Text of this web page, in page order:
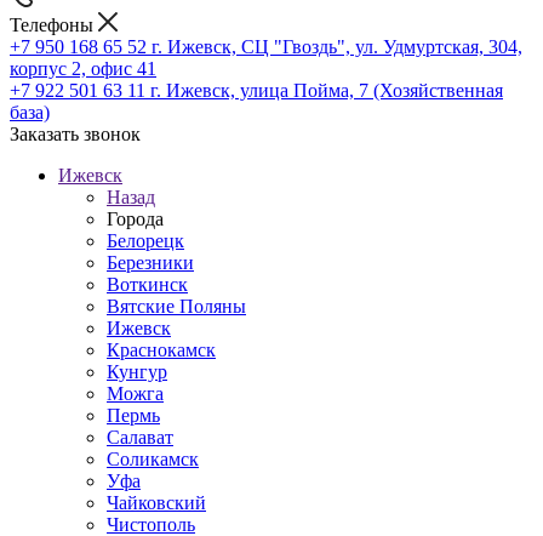
Телефоны
+7 950 168 65 52 г. Ижевск, СЦ "Гвоздь", ул. Удмуртская, 304,
корпус 2, офис 41
+7 922 501 63 11 г. Ижевск, улица Пойма, 7 (Хозяйственная
база)
Заказать звонок
Ижевск
Назад
Города
Белорецк
Березники
Воткинск
Вятские Поляны
Ижевск
Краснокамск
Кунгур
Можга
Пермь
Салават
Соликамск
Уфа
Чайковский
Чистополь